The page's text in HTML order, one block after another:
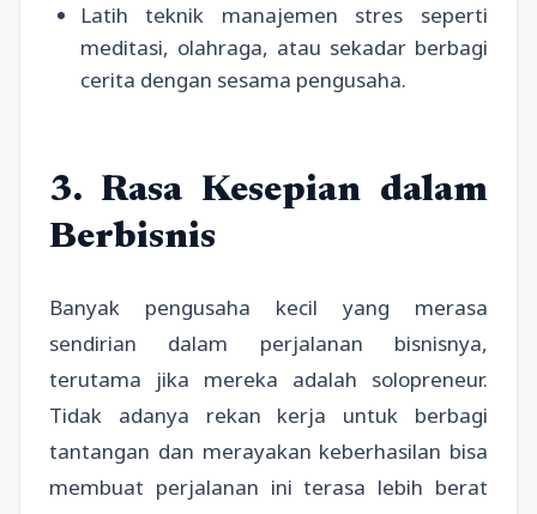
Latih teknik manajemen stres seperti
meditasi, olahraga, atau sekadar berbagi
cerita dengan sesama pengusaha.
3. Rasa Kesepian dalam
Berbisnis
Banyak pengusaha kecil yang merasa
sendirian dalam perjalanan bisnisnya,
terutama jika mereka adalah solopreneur.
Tidak adanya rekan kerja untuk berbagi
tantangan dan merayakan keberhasilan bisa
membuat perjalanan ini terasa lebih berat